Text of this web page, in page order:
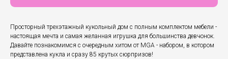
Просторный трехэтажный кукольный дом с полным комплектом мебели -
настоящая мечта и самая желанная игрушка для большинства девчонок.
Давайте познакомимся с очередным хитом от MGA - набором, в котором
представлена кукла и сразу 85 крутых сюрпризов!